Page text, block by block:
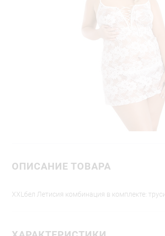
ОПИСАНИЕ ТОВАРА
XXLбел Летисия комбинация в комплекте: